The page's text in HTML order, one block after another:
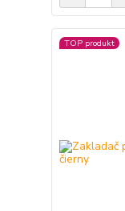
TOP produkt